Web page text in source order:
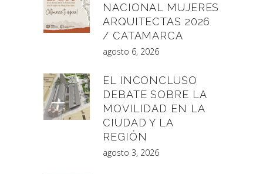
NACIONAL MUJERES
ARQUITECTAS 2026
/ CATAMARCA
agosto 6, 2026
EL INCONCLUSO
DEBATE SOBRE LA
MOVILIDAD EN LA
CIUDAD Y LA
REGIÓN
agosto 3, 2026